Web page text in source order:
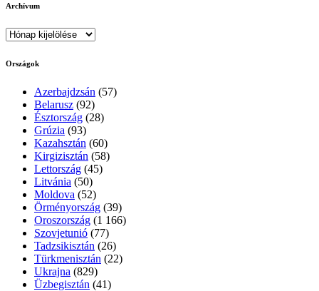
Archívum
Archívum
Országok
Azerbajdzsán (57)
Belarusz (92)
Észtország (28)
Grúzia (93)
Kazahsztán (60)
Kirgizisztán (58)
Lettország (45)
Litvánia (50)
Moldova (52)
Örményország (39)
Oroszország (1 166)
Szovjetunió (77)
Tadzsikisztán (26)
Türkmenisztán (22)
Ukrajna (829)
Üzbegisztán (41)